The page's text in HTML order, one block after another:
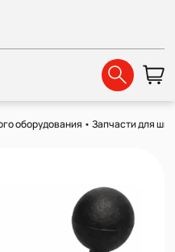
оборудования •Запчасти для